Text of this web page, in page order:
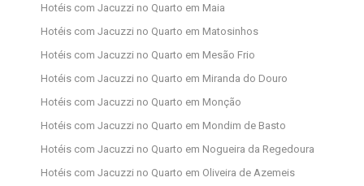
Hotéis com Jacuzzi no Quarto em Maia
Hotéis com Jacuzzi no Quarto em Matosinhos
Hotéis com Jacuzzi no Quarto em Mesão Frio
Hotéis com Jacuzzi no Quarto em Miranda do Douro
Hotéis com Jacuzzi no Quarto em Monção
Hotéis com Jacuzzi no Quarto em Mondim de Basto
Hotéis com Jacuzzi no Quarto em Nogueira da Regedoura
Hotéis com Jacuzzi no Quarto em Oliveira de Azemeis